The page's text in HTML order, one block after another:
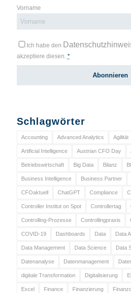
Vorname
Ich habe den
akzeptiere diesen. *
Schlagwörter
Accounting Advanced Analytics Agilität
Artificial Intelligence Austrian CFO Day
Betriebswirtschaft Big Data Bilanz
Business Intelligence Business Partner
CFOaktuell ChatGPT Compliance
Controller Institut on Spot Controllertag
Controlling-Prozesse Controllingpraxis
COVID-19 Dashboards Data Data
Data Management Data Science Data
Datenanalyse Datenmanagement
digitale Transformation Digitalisierung
Excel Finance Finanzierung